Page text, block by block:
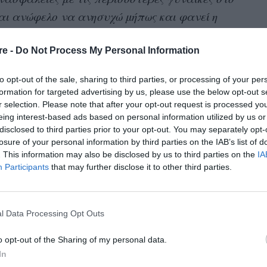
- Do Not Process My Personal Information
opt-out of the sale, sharing to third parties, or processing of your
for targeted advertising by us, please use the below opt-out
selection. Please note that after your opt-out request is processed
interest-based ads based on personal information utilized by us
to third parties prior to your opt-out. You may separately
of your personal information by third parties on the IAB’s list of
This information may also be disclosed by us to third parties on the
Participants that may further disclose it to other third parties.
Data Processing Opt Outs
opt-out of the Sharing of my personal data.
ανώφελο να ανησυχώ μήπως και φανεί η
είναι αρκετά σέξι ή αν δεν έχω
κάνει αρκετή έρευνα μέσα στα χρόνια για
εκείνη τη στιγμή είναι να νιώθω
εμφάνισή μου.
να χρειάζονται πολύ περισσότερο χρόνο
κάθε φορά που κάνω σεξ (ειδικά με
μία διαδικασία σιωπηλής αμφισβήτησης, η
Στη διάρκεια της περασμένης μου σχέσης
επειδή δεν μου άρεσε το ταίρι μου. Μου
Απλώς δεν αφέθηκα ποτέ!».